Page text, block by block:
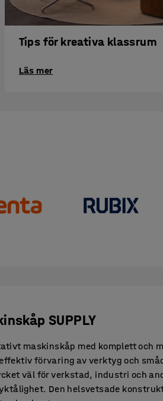
Tips för kreativa klassrum
Läs mer
SUPPLY
maskinskåp med komplett och
förvaring av verktyg och
väl för verkstad, industri och
Den helsvetsade